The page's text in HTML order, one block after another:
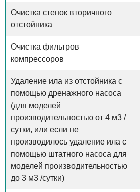
Очистка стенок вторичного
отстойника
Очистка фильтров
компрессоров
Удаление ила из отстойника с
помощью дренажного насоса
(для моделей
производительностью от 4 м3 /
сутки, или если не
производилось удаление ила с
помощью штатного насоса для
моделей производительностью
до 3 м3 /сутки)